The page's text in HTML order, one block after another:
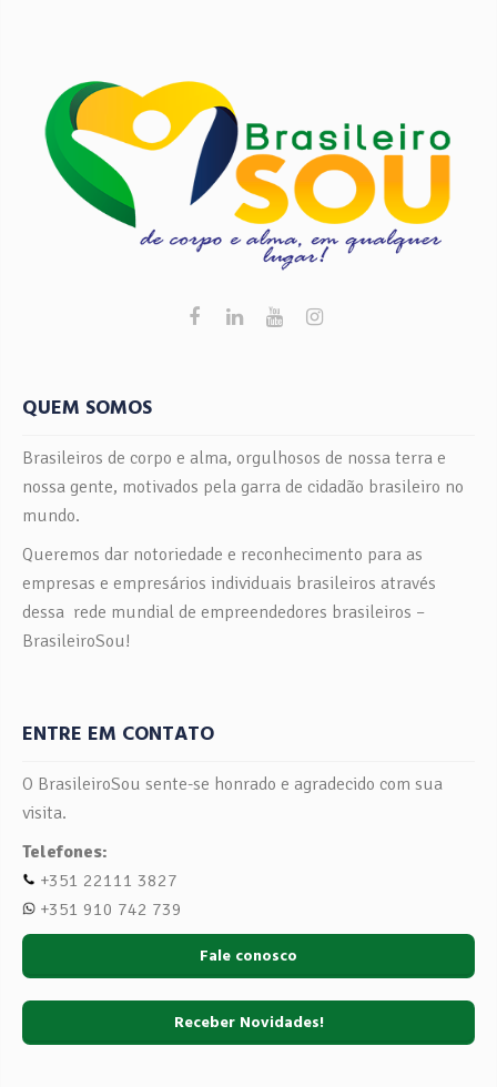
QUEM SOMOS
Brasileiros de corpo e alma, orgulhosos de nossa terra e
nossa gente, motivados pela garra de cidadão brasileiro no
mundo.
Queremos dar notoriedade e reconhecimento para as
empresas e empresários individuais brasileiros através
dessa rede mundial de empreendedores brasileiros –
BrasileiroSou!
ENTRE EM CONTATO
O BrasileiroSou sente-se honrado e agradecido com sua
visita.
Telefones:
+351 22111 3827
+351 910 742 739
Fale conosco
Receber Novidades!